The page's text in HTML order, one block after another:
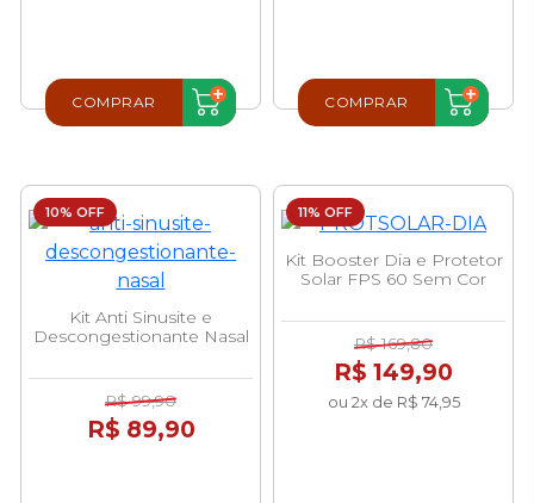
COMPRAR COMPRAR
10% OFF
Kit Anti Sinusite e
Descongestionante Nasal
R$ 99,90
R$ 89,90
11% OFF
Kit Booster Dia e Protetor
Solar FPS 60 Sem Cor
R$ 169,80
R$ 149,90
ou 2x de R$ 74,95